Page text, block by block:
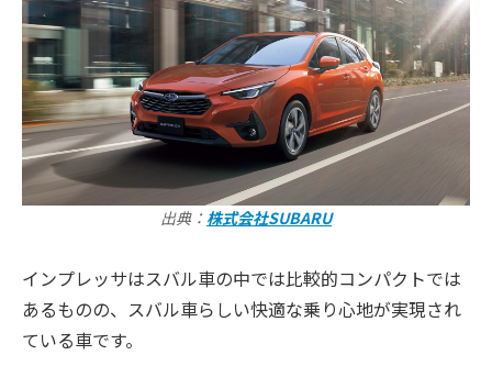
出典： 株式会社SUBARU
インプレッサはスバル車の中では比較的コンパクトでは
あるものの、スバル車らしい快適な乗り心地が実現され
ている車です。